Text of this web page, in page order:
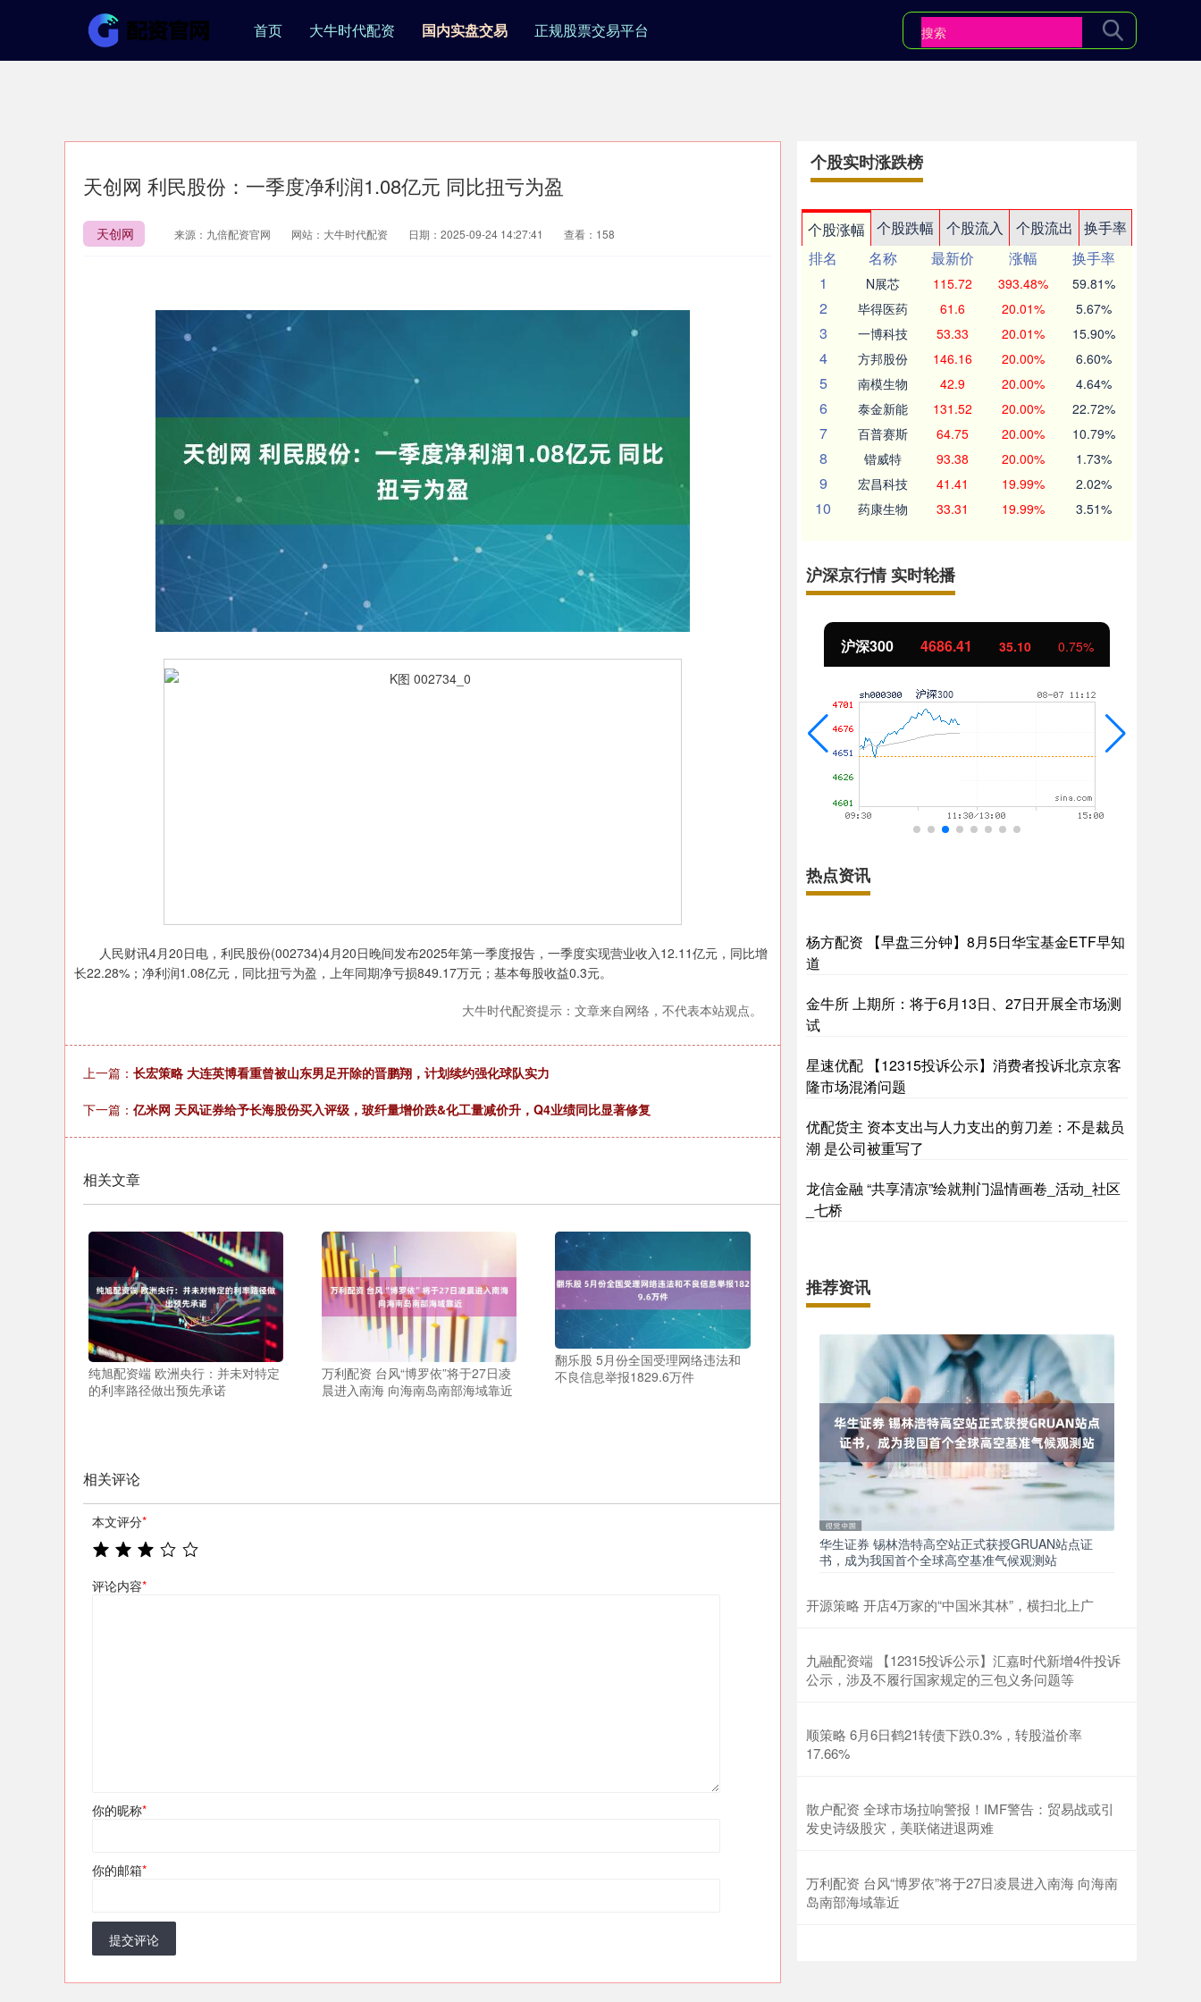
首页 大牛时代配资 国内实盘交易 正规股票交易平台
天创网 利民股份：一季度净利润1.08亿元 同比扭亏为盈
天创网 来源：九倍配资官网 网站：大牛时代配资 日期：2025-09-24 14:27:41 查看：158
人民财讯4月20日电，利民股份(002734)4月20日晚间发布2025年第一季度报告，一季度实现营业收入12.11亿元，同比增
长22.28%；净利润1.08亿元，同比扭亏为盈，上年同期净亏损849.17万元；基本每股收益0.3元。
大牛时代配资提示：文章来自网络，不代表本站观点。
上一篇： 长宏策略 大连英博看重曾被山东男足开除的晋鹏翔，计划续约强化球队实力
下一篇： 亿米网 天风证券给予长海股份买入评级，玻纤量增价跌&化工量减价升，Q4业绩同比显著修复
相关文章
纯旭配资端 欧洲央行：并未对特定
的利率路径做出预先承诺
万利配资 台风“博罗依”将于27日凌
晨进入南海 向海南岛南部海域靠近
翻乐股 5月份全国受理网络违法和
不良信息举报1829.6万件
相关评论
本文评分*
评论内容*
你的昵称*
你的邮箱*
提交评论
个股实时涨跌榜
个股涨幅 个股跌幅 个股流入 个股流出
换手率
排名
名称 最新价 涨幅
换手率
1
N展芯 115.72 393.48% 59.81%
2 毕得医药 61.6 20.01% 5.67%
3 一博科技 53.33 20.01% 15.90%
4 方邦股份 146.16 20.00% 6.60%
5 南模生物 42.9 20.00% 4.64%
6 泰金新能 131.52 20.00% 22.72%
7 百普赛斯 64.75 20.00% 10.79%
8 锴威特 93.38 20.00% 1.73%
9 宏昌科技 41.41 19.99% 2.02%
10 药康生物 33.31 19.99% 3.51%
沪深京行情 实时轮播
沪深300 4686.41 35.10 0.75%
热点资讯
杨方配资 【早盘三分钟】8月5日华宝基金ETF早知
道
金牛所 上期所：将于6月13日、27日开展全市场测
试
星速优配 【12315投诉公示】消费者投诉北京京客
隆市场混淆问题
优配货主 资本支出与人力支出的剪刀差：不是裁员
潮 是公司被重写了
龙信金融 “共享清凉”绘就荆门温情画卷_活动_社区
_七桥
推荐资讯
华生证券 锡林浩特高空站正式获授GRUAN站点证
书，成为我国首个全球高空基准气候观测站
开源策略 开店4万家的“中国米其林”，横扫北上广
九融配资端 【12315投诉公示】汇嘉时代新增4件投诉
公示，涉及不履行国家规定的三包义务问题等
顺策略 6月6日鹤21转债下跌0.3%，转股溢价率
17.66%
散户配资 全球市场拉响警报！IMF警告：贸易战或引
发史诗级股灾，美联储进退两难
万利配资 台风“博罗依”将于27日凌晨进入南海 向海南
岛南部海域靠近